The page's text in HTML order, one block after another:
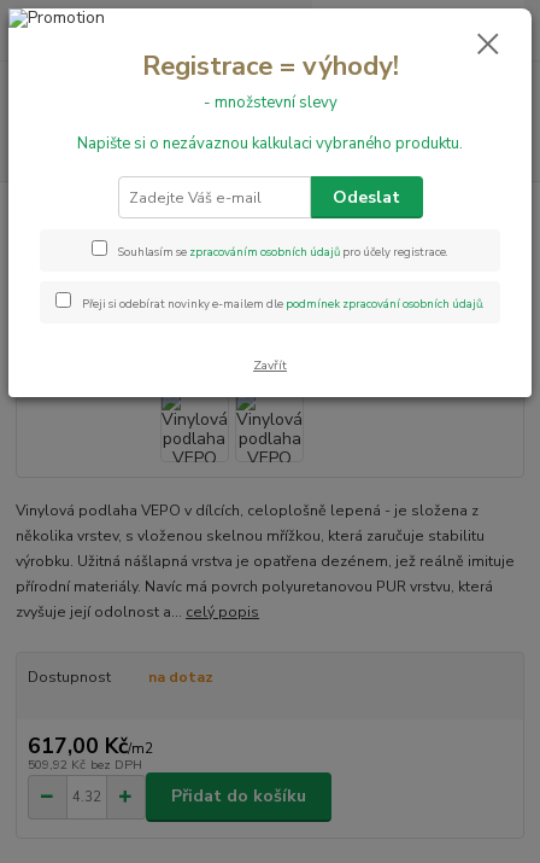
Hledat
+420 731 199 591 0,00 Kč
Vinylové podlahy Vinylová podlaha VEPO 14731-3 Dub Luna
Vinylová podlaha VEPO 14731-3
Dub Luna
Vinylová podlaha VEPO v dílcích, celoplošně lepená - je složena z
několika vrstev, s vloženou skelnou mřížkou, která zaručuje stabilitu
výrobku. Užitná nášlapná vrstva je opatřena dezénem, jež reálně imituje
přírodní materiály. Navíc má povrch polyuretanovou PUR vrstvu, která
zvyšuje její odolnost a... celý popis
Dostupnost na dotaz
617,00 Kč/m2
509,92 Kč bez DPH
Přidat do košíku
Registrace = výhody!
- množstevní slevy
Napište si o nezávaznou kalkulaci vybraného produktu.
Odeslat
Souhlasím se zpracováním osobních údajů pro účely registrace.
Přeji si odebírat novinky e-mailem dle podmínek zpracování osobních údajů.
Zavřít